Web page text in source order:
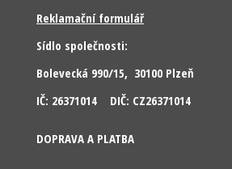
Reklamační formulář
Sídlo společnosti:
Bolevecká 990/15, 30100 Plzeň
IČ: 26371014 DIČ: CZ26371014
DOPRAVA A PLATBA